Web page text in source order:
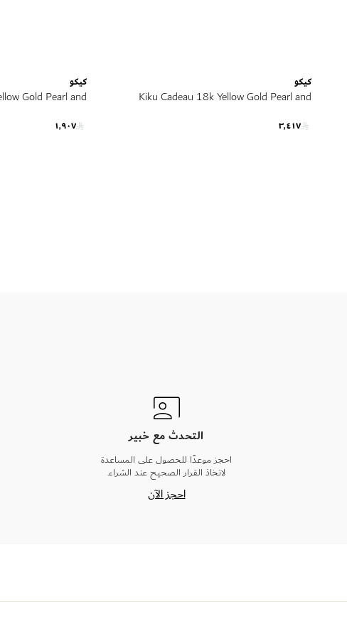
كيكو
Kiku Cadeau 18k Yellow Gold Pearl and
٣٬٤١٧
كيكو
Gold Pearl and
١٬٩٠٧
التحدث مع خبير
احجز موعدًا للحصول على المساعدة
لاتخاذ القرار الصحيح عند الشراء.
احجز الآن